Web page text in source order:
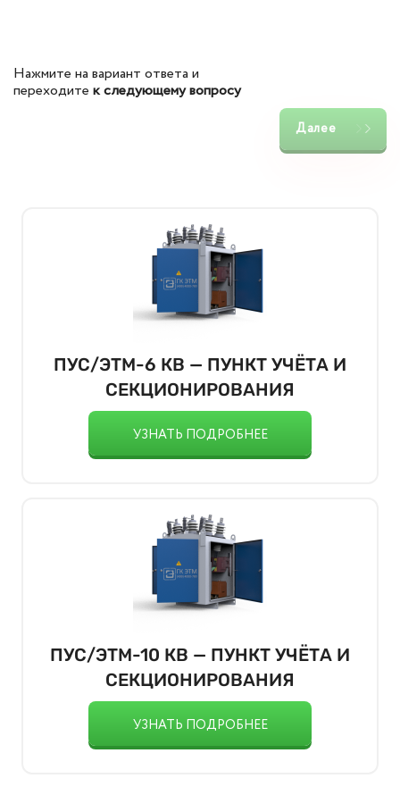
Нажмите на вариант ответа и
переходите к следующему вопросу
Далее
ПУС/ЭТМ-6 КВ — ПУНКТ УЧЁТА И
СЕКЦИОНИРОВАНИЯ
УЗНАТЬ ПОДРОБНЕЕ
ПУС/ЭТМ-10 КВ — ПУНКТ УЧЁТА И
СЕКЦИОНИРОВАНИЯ
УЗНАТЬ ПОДРОБНЕЕ